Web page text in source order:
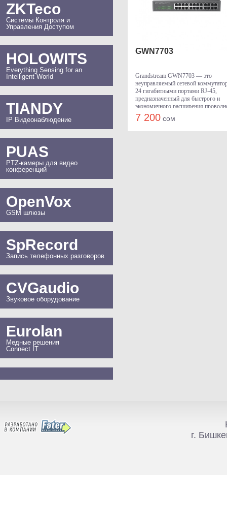
ZKTeco
Системы Контроля и
Управления Доступом
HOLOWITS
Everything Sensing for an
Intelligent World
TIANDY
IP Видеонаблюдение
PUAS
PTZ-камеры для видео
конференций
OpenVox
GSM шлюзы
SpRecord
Запись телефонных разговоров
CVGaudio
Звуковое оборудование
Eurolan
Медные решения
Connect IT
GWN7703
Grandstream GWN7703 — это
неуправляемый сетевой
24 гигабитными портами RJ-45,
предназначенный для быстрого и
экономичного расширения
сети в офисах, рабочих группах и
малом бизнесе. Коммутатор
7 200 сом
г.